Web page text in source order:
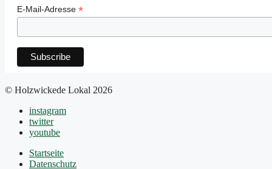
E-Mail-Adresse *
© Holzwickede Lokal 2026
instagram
twitter
youtube
Startseite
Datenschutz